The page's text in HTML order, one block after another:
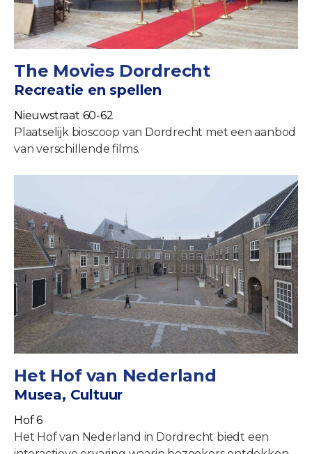
The Movies Dordrecht
Recreatie en spellen
Nieuwstraat 60-62
Plaatselijk bioscoop van Dordrecht met een aanbod
van verschillende films.
Het Hof van Nederland
Musea, Cultuur
Hof 6
Het Hof van Nederland in Dordrecht biedt een